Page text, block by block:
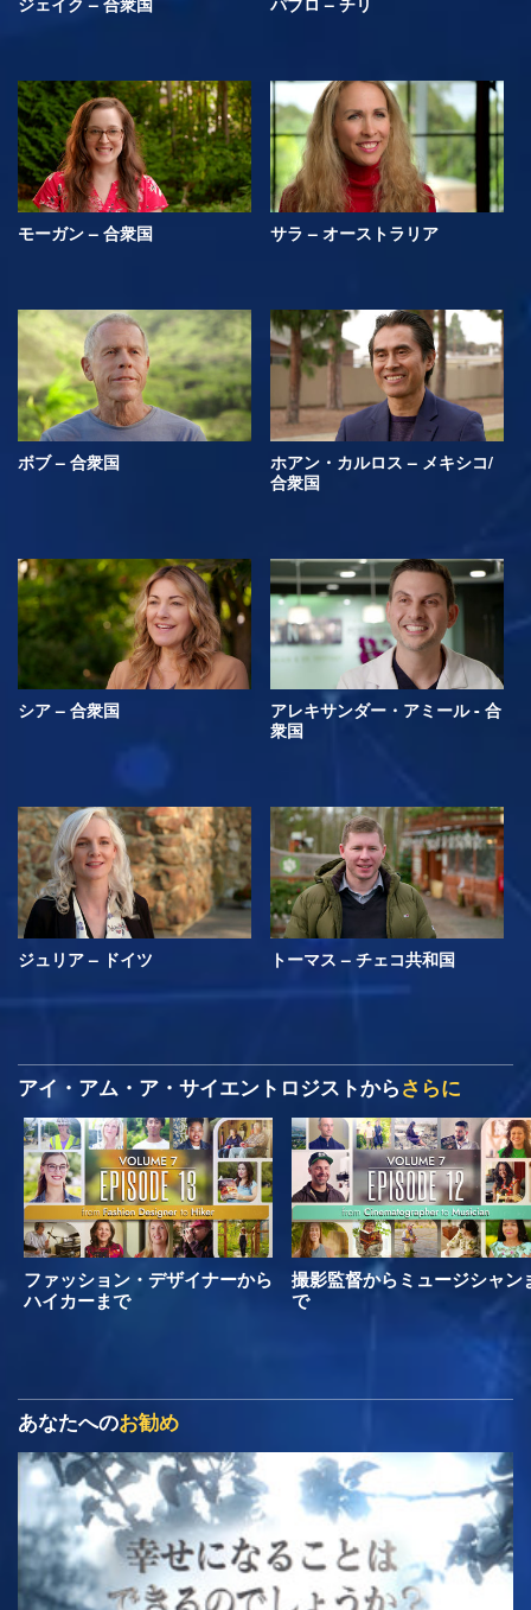
モーガン – 合衆国 サラ – オーストラリア
ボブ – 合衆国
ホアン・カルロス – メキシコ/
合衆国
シア – 合衆国
アレキサンダー・アミール - 合
衆国
ジュリア – ドイツ トーマス – チェコ共和国
アイ・アム・ア・サイエントロジストからさらに
ファッション・デザイナーから
ハイカーまで
撮影監督からミュージシャン
で
あなたへのお勧め